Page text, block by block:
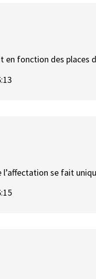
en fonction des places
l’affectation se fait